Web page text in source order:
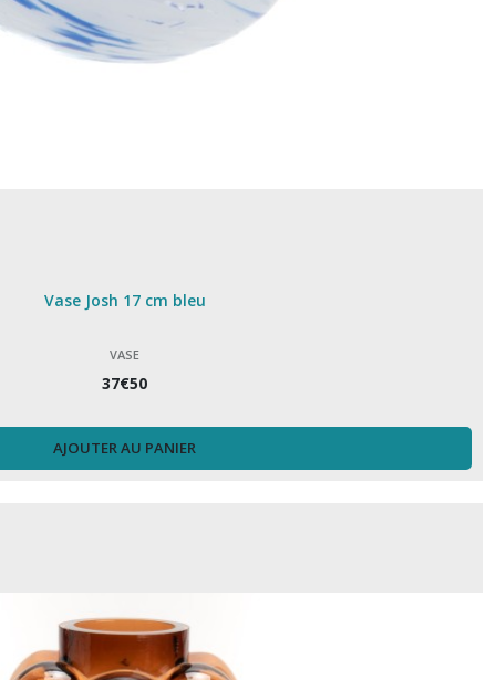
Vase Josh 17 cm bleu
VASE
37€50
AJOUTER AU PANIER